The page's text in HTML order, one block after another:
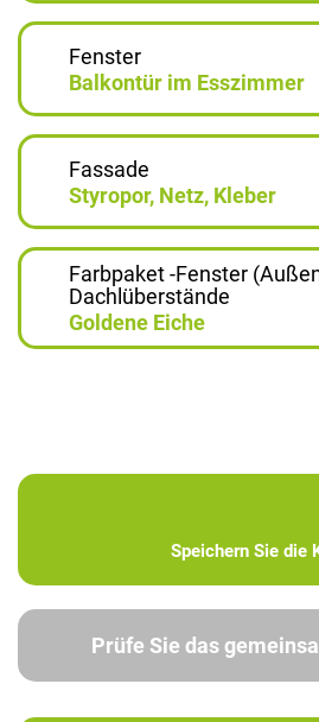
Fenster
Balkontür im Esszimmer
Fassade
Styropor, Netz, Kleber
Farbpaket -Fenster
Dachlüberstände
Goldene Eiche
Speichern Sie die
Prüfe Sie das